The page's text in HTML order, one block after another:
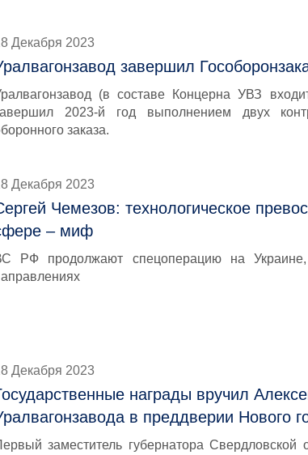
Декабря 2023
завершил
(в составе Концерна УВЗ
2023-й год выполнением двух
заказа.
Декабря 2023
Чемезов: технологическое
– миф
РФ продолжают спецоперацию на
Декабря 2023
награды вручил
в преддверии Нового
заместитель губернатора